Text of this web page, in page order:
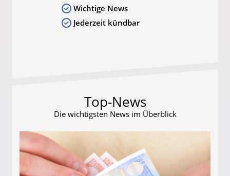
Wichtige News
Jederzeit kündbar
Top-News
Die wichtigsten News im Überblick